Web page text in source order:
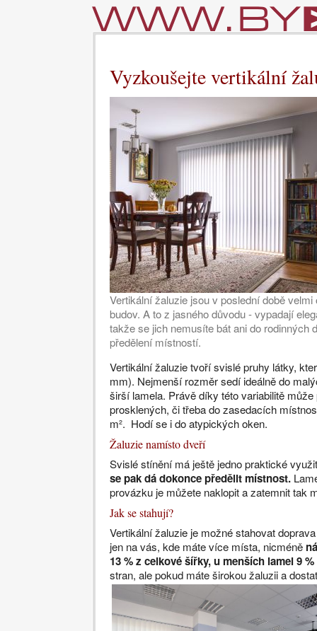
Vyzkoušejte vertikální
Vertikální žaluzie jsou v poslední době
budov. A to z jasného důvodu - vypadají
takže se jich nemusíte bát ani do rodinných
předělení místností.
Vertikální žaluzie tvoří svislé pruhy látky,
mm). Nejmenší rozměr sedí ideálně do
širší lamela. Právě díky této variabilitě
prosklených, či třeba do zasedacích
m². Hodí se i do atypických oken.
Žaluzie namísto dveří
Svislé stínění má ještě jedno praktické
se pak dá dokonce předělit místnost.
provázku je můžete naklopit a zatemnit tak
Jak se stahují?
Vertikální žaluzie je možné stahovat
jen na vás, kde máte více místa, nicméně
13 % z celkové šířky, u menších lamel 9
stran, ale pokud máte širokou žaluzii a